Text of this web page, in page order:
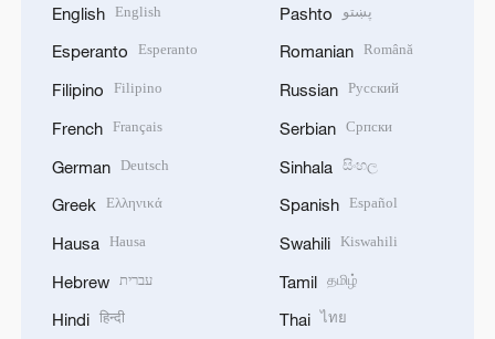
English English
Esperanto Esperanto
Filipino Filipino
French Français
German Deutsch
Greek Ελληνικά
Hausa Hausa
Hebrew עברית
Hindi हिन्दी
Pashto پښتو
Romanian Română
Russian Русский
Serbian Српски
Sinhala සිංහල
Spanish Español
Swahili Kiswahili
Tamil தமிழ்
Thai ไทย